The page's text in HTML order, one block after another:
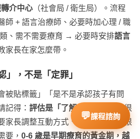
介中心 （社會局 / 衛生局）。流程
醫師 + 語言治療師、必要時加心理 / 職
、需不需要療育 → 必要時安排語言
家長在家怎麼帶。
」，不是「定罪」
被貼標籤」「是不是承認孩子有問
記得： 評估是「了解與確認」
——很
家長調整互動方式、或定期追蹤，根
要， 0-6 歲是早期療育的黃金期，越